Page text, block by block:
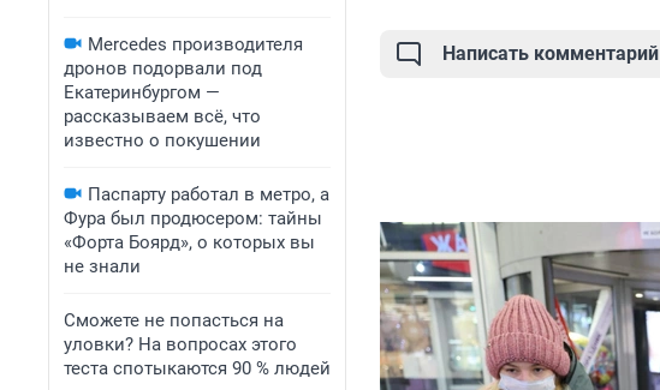
Mercedes производителя
дронов подорвали под
Екатеринбургом —
рассказываем всё, что
известно о покушении
Паспарту работал в метро, а
Фура был продюсером: тайны
«Форта Боярд», о которых вы
не знали
Сможете не попасться на
уловки? На вопросах этого
теста спотыкаются 90 % людей
Написать комментарий